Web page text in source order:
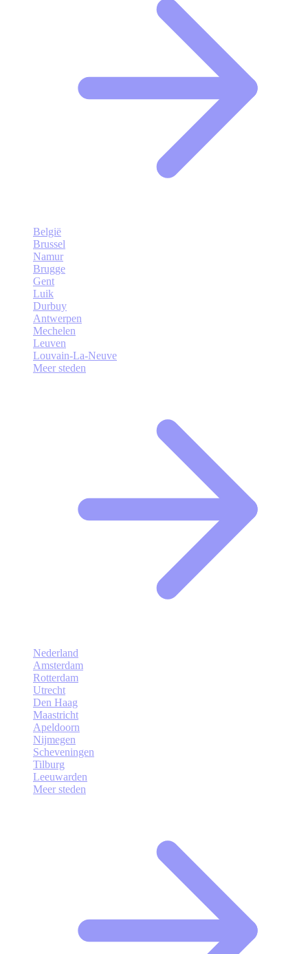
België
Brussel
Namur
Brugge
Gent
Luik
Durbuy
Antwerpen
Mechelen
Leuven
Louvain-La-Neuve
Meer steden
Nederland
Amsterdam
Rotterdam
Utrecht
Den Haag
Maastricht
Apeldoorn
Nijmegen
Scheveningen
Tilburg
Leeuwarden
Meer steden